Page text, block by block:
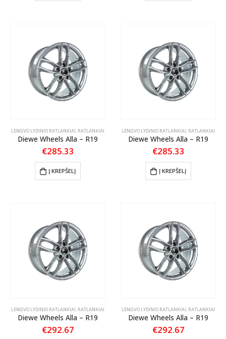
LENGVO LYDINIO RATLANKIAI, RATLANKIAI
Diewe Wheels Alla – R19
€285.33
Į KREPŠELĮ
LENGVO LYDINIO RATLANKIAI, RATLANKIAI
Diewe Wheels Alla – R19
€285.33
Į KREPŠELĮ
LENGVO LYDINIO RATLANKIAI, RATLANKIAI
Diewe Wheels Alla – R19
€292.67
LENGVO LYDINIO RATLANKIAI, RATLANKIAI
Diewe Wheels Alla – R19
€292.67